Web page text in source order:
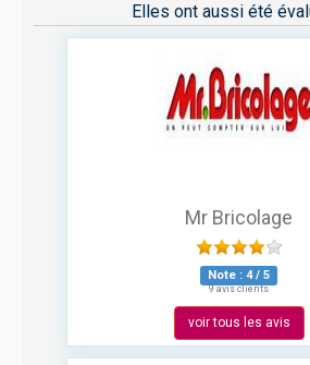
Elles ont aussi été
Mr Bricolage
Note : 4/ 5
9 avis clients
voir tous les avis